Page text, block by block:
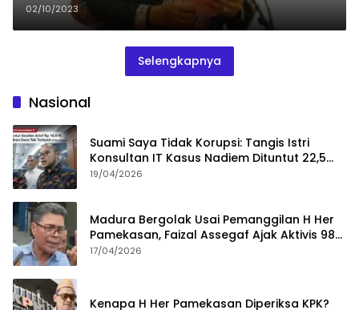
02/10/2023
Selengkapnya
Nasional
Suami Saya Tidak Korupsi: Tangis Istri
Konsultan IT Kasus Nadiem Dituntut 22,5
Tahun
19/04/2026
Madura Bergolak Usai Pemanggilan H Her
Pamekasan, Faizal Assegaf Ajak Aktivis 98
Bongkar Permainan KPK
17/04/2026
Kenapa H Her Pamekasan Diperiksa KPK?